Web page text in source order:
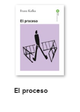
El proceso